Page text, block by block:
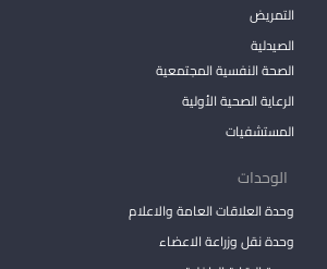
التمريض
الصيدلية
الصحة النفسية المجتمعية
الرعاية الصحية الأولية
المستشفيات
الوحدات
وحدة العلاقات العامة والاعلام
وحدة نقل وزراعة الاعضاء